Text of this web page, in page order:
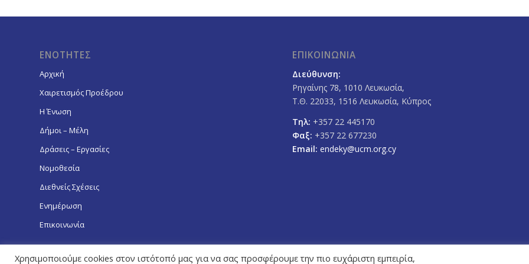
ΕΝΟΤΗΤΕΣ
Αρχική
Χαιρετισμός Προέδρου
Η Ένωση
Δήμοι – Μέλη
Δράσεις – Εργασίες
Νομοθεσία
Διεθνείς Σχέσεις
Ενημέρωση
Επικοινωνία
ΕΠΙΚΟΙΝΩΝΙΑ
Διεύθυνση:
Ρηγαίνης 78, 1010 Λευκωσία,
Τ.Θ. 22033, 1516 Λευκωσία, Κύπρος
Τηλ: +357 22 445170
Φαξ: +357 22 677230
Email: endeky@ucm.org.cy
Χρησιμοποιούμε cookies στον ιστότοπό μας για να σας προσφέρουμε την πιο ευχάριστη εμπειρία,